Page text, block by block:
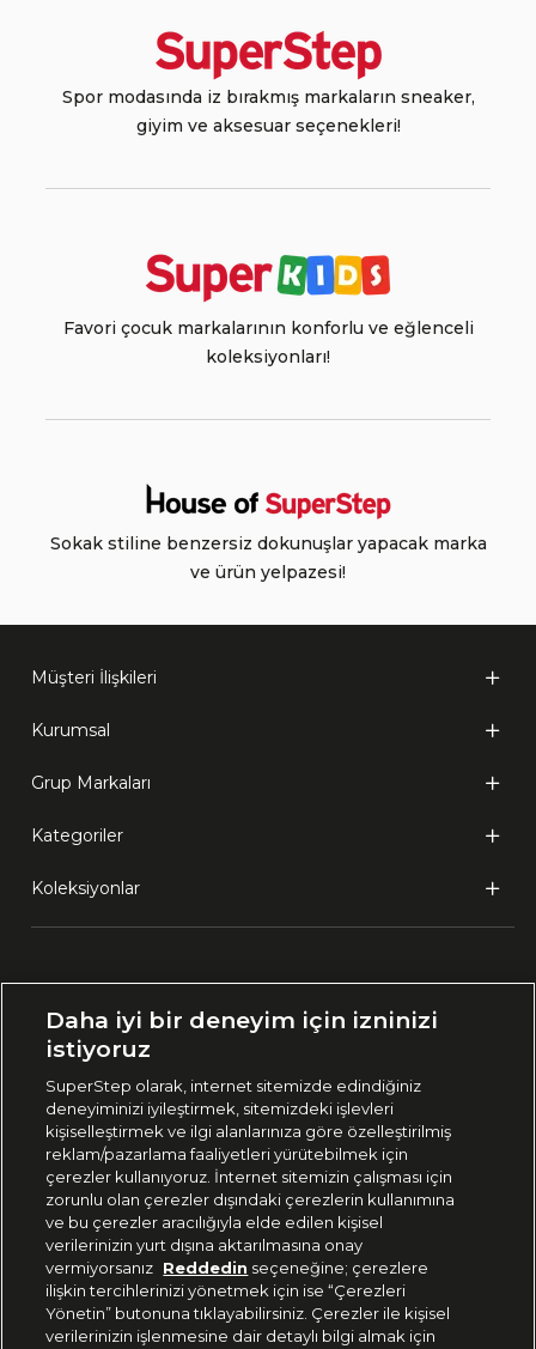
Spor modasında iz bırakmış markaların sneaker,
giyim ve aksesuar seçenekleri!
Favori çocuk markalarının konforlu ve eğlenceli
koleksiyonları!
Sokak stiline benzersiz dokunuşlar yapacak marka
ve ürün yelpazesi!
Müşteri İlişkileri
Kurumsal
Grup Markaları
Kategoriler
Koleksiyonlar
🇹🇷 Türkiye
444 37 36
Uygulamadan Takip Edin
Daha iyi bir deneyim için izninizi
istiyoruz
SuperStep olarak, internet sitemizde edindiğiniz
deneyiminizi iyileştirmek, sitemizdeki işlevleri
kişiselleştirmek ve ilgi alanlarınıza göre özelleştirilmiş
reklam/pazarlama faaliyetleri yürütebilmek için
çerezler kullanıyoruz. İnternet sitemizin çalışması için
zorunlu olan çerezler dışındaki çerezlerin kullanımına
ve bu çerezler aracılığıyla elde edilen kişisel
verilerinizin yurt dışına aktarılmasına onay
vermiyorsanız Reddedin seçeneğine; çerezlere
ilişkin tercihlerinizi yönetmek için ise “Çerezleri
Yönetin” butonuna tıklayabilirsiniz. Çerezler ile kişisel
verilerinizin işlenmesine dair detaylı bilgi almak için